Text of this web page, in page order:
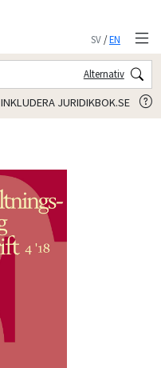
SV/EN
Alternativ
INKLUDERA JURIDIKBOK.SE